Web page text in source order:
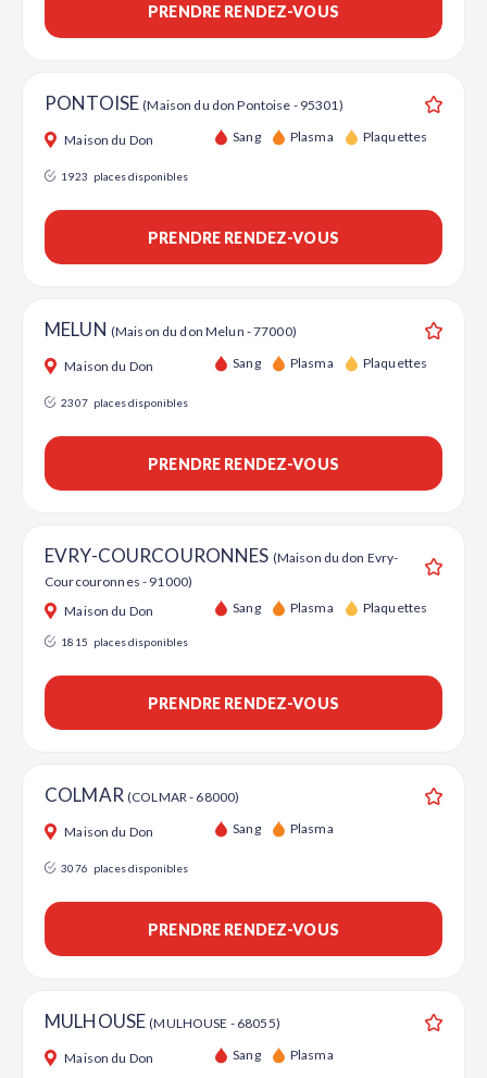
PRENDRE RENDEZ-VOUS
PONTOISE(Maison du don Pontoise - 95301)
Maison du Don Sang Plasma Plaquettes
1923 places disponibles
PRENDRE RENDEZ-VOUS
MELUN (Maison du don Melun - 77000)
Maison du Don Sang Plasma Plaquettes
2307 places disponibles
PRENDRE RENDEZ-VOUS
EVRY-COURCOURONNES (Maison du don Evry-
Courcouronnes - 91000)
Maison du Don Sang Plasma Plaquettes
1815 places disponibles
PRENDRE RENDEZ-VOUS
COLMAR (COLMAR - 68000)
Maison du Don Sang Plasma
3076 places disponibles
PRENDRE RENDEZ-VOUS
MULHOUSE(MULHOUSE - 68055)
Maison du Don Sang Plasma